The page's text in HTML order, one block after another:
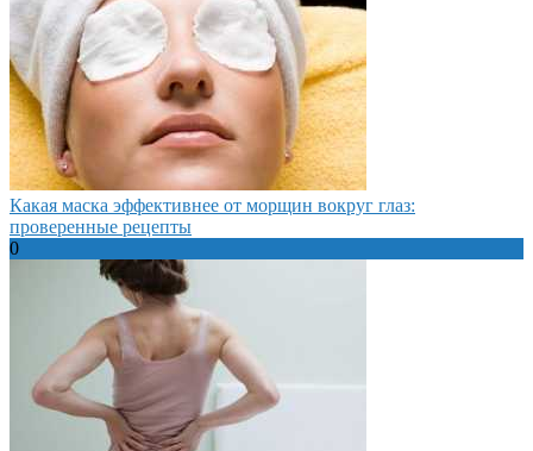
Какая маска эффективнее от морщин вокруг глаз:
проверенные рецепты
0